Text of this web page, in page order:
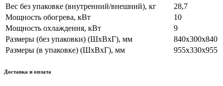
Вес без упаковке (внутренний/внешний), кг
28,7
Мощность обогрева, кВт
10
Мощность охлаждения, кВт
9
Размеры (без упаковки) (ШхВхГ), мм
840х300х840
Размеры (в упаковке) (ШхВхГ), мм
955х330х955
Доставка и оплата